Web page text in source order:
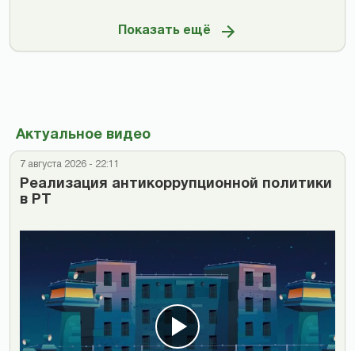
Показать ещё
Актуальное видео
7 августа 2026 - 22:11
Реализация антикоррупционной политики
в РТ